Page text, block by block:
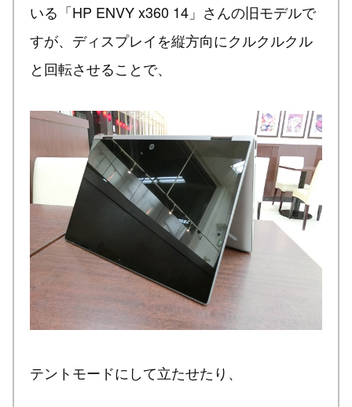
いる「HP ENVY x360 14」さんの旧モデルで
すが、ディスプレイを縦方向にクルクルクル
と回転させることで、
テントモードにして立たせたり、